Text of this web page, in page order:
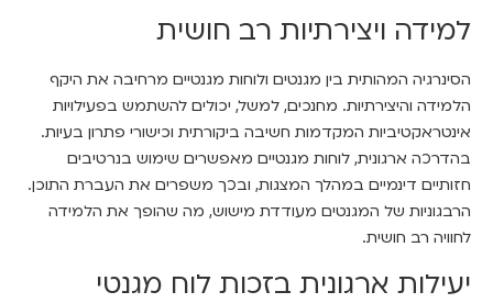
למידה ויצירתיות רב חושית
הסינרגיה המהותית בין מגנטים ולוחות מגנטיים מרחיבה את היקף
הלמידה והיצירתיות. מחנכים, למשל, יכולים להשתמש בפעילויות
אינטראקטיביות המקדמות חשיבה ביקורתית וכישורי פתרון בעיות.
בהדרכה ארגונית, לוחות מגנטיים מאפשרים שימוש בנרטיבים
חזותיים דינמיים במהלך המצגות, ובכך משפרים את העברת התוכן.
הרבגוניות של המגנטים מעודדת מישוש, מה שהופך את הלמידה
לחוויה רב חושית.
יעילות ארגונית בזכות לוח מגנטי